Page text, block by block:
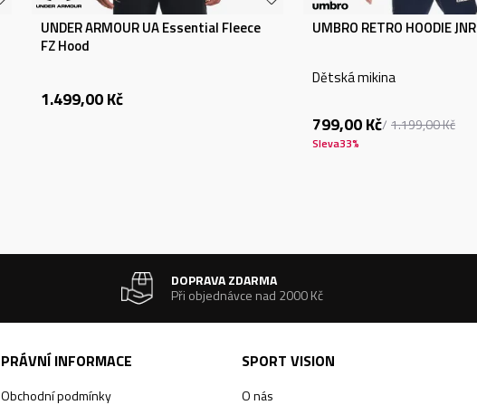
UNDER ARMOUR UA Essential Fleece
FZ Hood
1.499,00Kč
UMBRO RETRO HOODIE JNR
Dětská mikina
799,00Kč 1.199,00Kč
Sleva33%
DOPRAVA ZDARMA
Při objednávce nad 2000 Kč
PRÁVNÍ INFORMACE
Obchodní podmínky
SPORT VISION
O nás